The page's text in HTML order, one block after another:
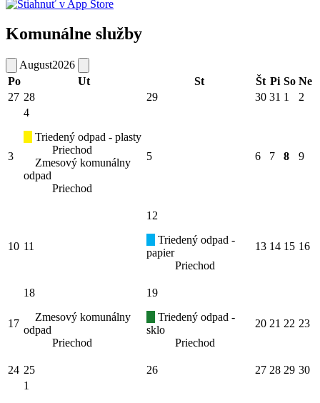
Komunálne služby
August2026
Po
Ut St Št Pi So Ne
27 28 29 30 31 1 2
3
4
Triedený odpad - plasty
Priechod
Zmesový komunálny
odpad
Priechod
5 6 7 8 9
10 11
12
Triedený odpad -
papier
Priechod
13 14 15 16
17
18
Zmesový komunálny
odpad
Priechod
19
Triedený odpad -
sklo
Priechod
20 21 22 23
24 25 26 27 28 29 30
1